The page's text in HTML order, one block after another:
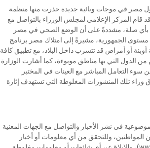
مصر في موجات وبائية جديدة حذرت منها منظمة
قام المركز الإعلامي لمجلس الوزراء بالتواصل مع
بأي صلة، مشددةً على أن الوضع الصحي في مصر
الجمهورية، مشيرةً إلى امتلاك مصر برنامج
أو أمراض قد تتسرب داخل البلاد، مع تطبيق كافة
الدول التي بها مناطق موبوءة، كما أشارت الوزارة
سوء التعامل المباشر مع العينات في المختبر
تلك المنشورات المغلوطة التي تستهدف إثارة
‏في نشر الأخبار والتواصل مع الجهات المعنية
المواطنين، وللتحقق من أي معلومات أو أخبار